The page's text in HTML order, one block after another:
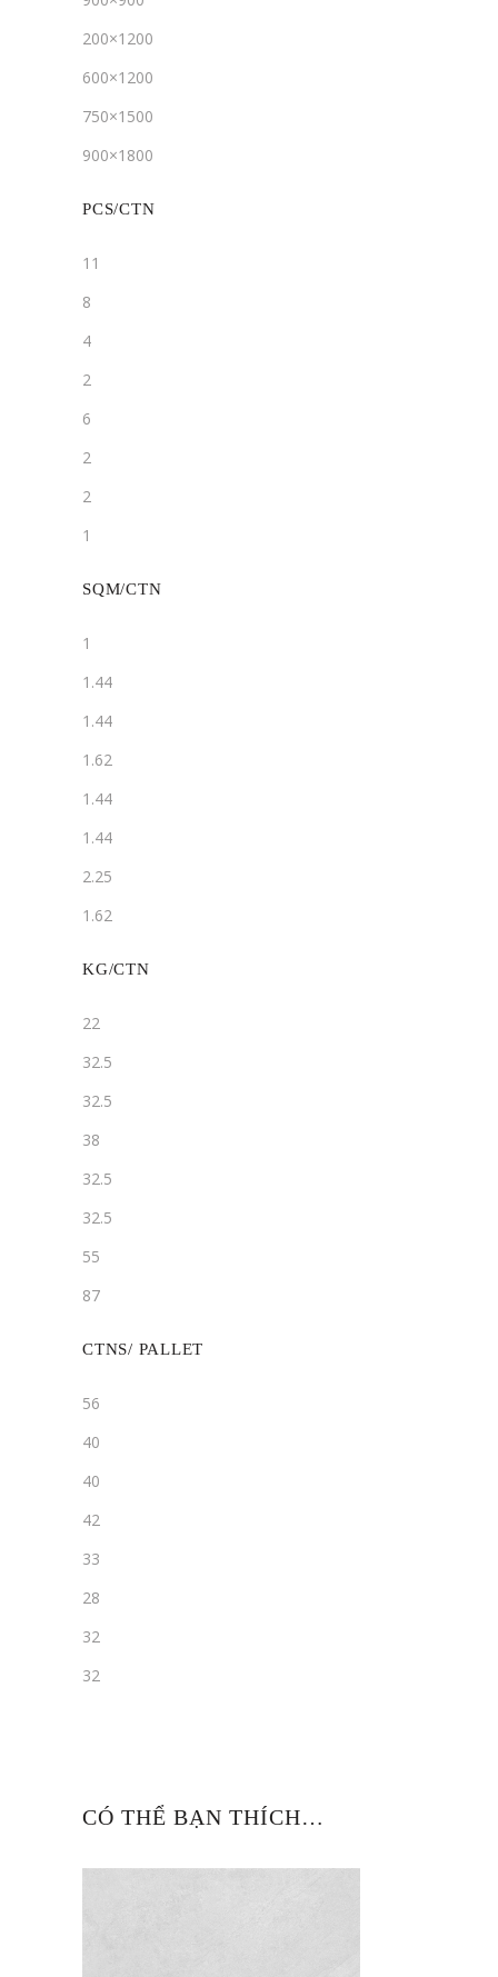
200×1200
600×1200
750×1500
900×1800
PCS/CTN
11
8
4
2
6
2
2
1
SQM/CTN
1
1.44
1.44
1.62
1.44
1.44
2.25
1.62
KG/CTN
22
32.5
32.5
38
32.5
32.5
55
87
CTNS/ PALLET
56
40
40
42
33
28
32
32
CÓ THỂ BẠN THÍCH…